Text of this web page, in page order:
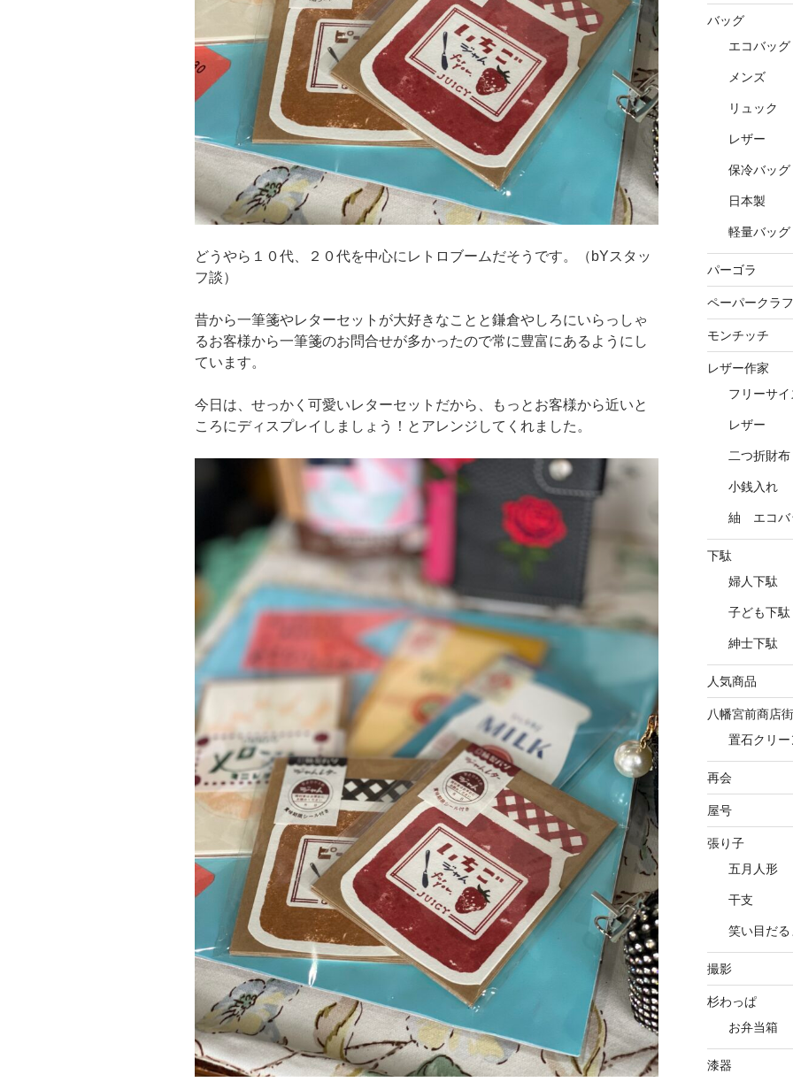
どうやら１０代、２０代を中心にレトロブームだそうです。（bYスタッ
フ談）
昔から一筆箋やレターセットが大好きなことと鎌倉やしろにいらっしゃ
るお客様から一筆箋のお問合せが多かったので常に豊富にあるようにし
ています。
今日は、せっかく可愛いレターセットだから、もっとお客様から近いと
ころにディスプレイしましょう！とアレンジしてくれました。
バッグ
エコバッグ
メンズ
リュック
レザー
保冷バッグ
日本製
軽量バッグ
パーゴラ
ペーパークラ
モンチッチ
レザー作家
フリーサ
レザー
二つ折財布
小銭入れ
紬 エコバ
下駄
婦人下駄
子ども下駄
紳士下駄
人気商品
八幡宮前商店街
置石クリー
再会
屋号
張り子
五月人形
干支
笑い目だる
撮影
杉わっぱ
お弁当箱
漆器